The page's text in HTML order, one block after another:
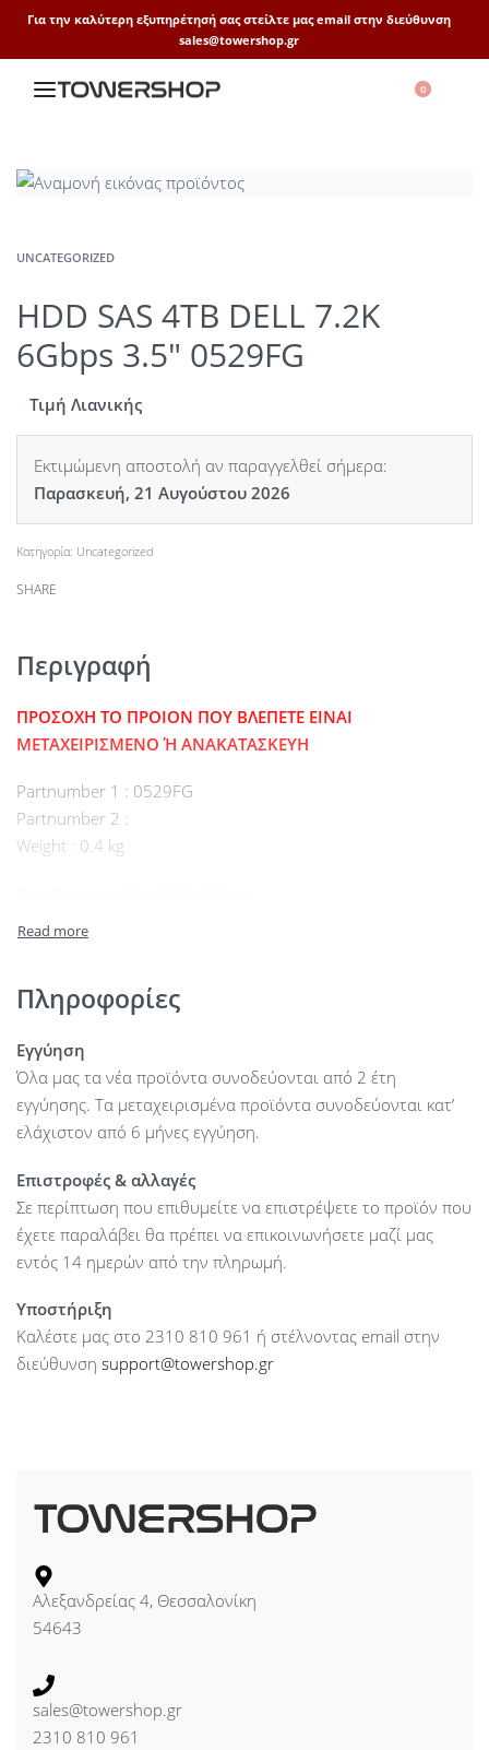
Για την καλύτερη εξυπηρέτησή σας στείλτε μας email στην διεύθυνση
sales@towershop.gr
0
UNCATEGORIZED
HDD SAS 4TB DELL 7.2K
6Gbps 3.5″ 0529FG
Τιμή Λιανικής
Εκτιμώμενη αποστολή αν παραγγελθεί σήμερα:
Παρασκευή, 21 Αυγούστου 2026
Κατηγορία: Uncategorized
SHARE
Περιγραφή
ΠΡΟΣΟΧΗ ΤΟ ΠΡΟΙΟΝ ΠΟΥ ΒΛΕΠΕΤΕ ΕΙΝΑΙ
ΜΕΤΑΧΕΙΡΙΣΜΕΝΟ Ή ΑΝΑΚΑΤΑΣΚΕΥΗ
Partnumber 1 : 0529FG
Partnumber 2 :
Weight : 0.4 kg
Πληροφορίες
Εγγύηση
Όλα μας τα νέα προϊόντα συνοδεύονται από 2 έτη
εγγύησης. Τα μεταχειρισμένα προϊόντα συνοδεύονται κατ’
ελάχιστον από 6 μήνες εγγύηση.
Επιστροφές & αλλαγές
Σε περίπτωση που επιθυμείτε να επιστρέψετε το προϊόν που
έχετε παραλάβει θα πρέπει να επικοινωνήσετε μαζί μας
εντός 14 ημερών από την πληρωμή.
Υποστήριξη
Καλέστε μας στο 2310 810 961 ή στέλνοντας email στην
διεύθυνση support@towershop.gr
Αλεξανδρείας 4, Θεσσαλονίκη
54643
sales@towershop.gr
2310 810 961